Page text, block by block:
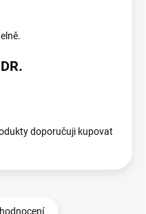
doporučuji kupovat